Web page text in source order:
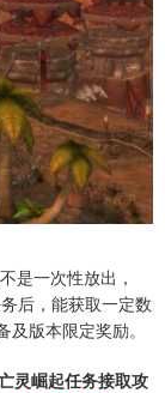
是一次性放出，
后，能获取一定数
及版本限定奖励。
灵崛起任务接取攻